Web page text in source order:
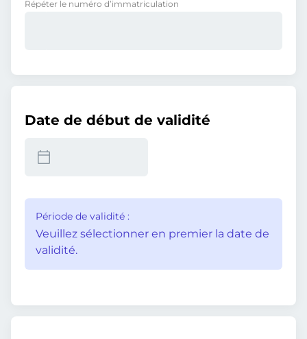
Répéter le numéro d’immatriculation
Date de début de validité
Période de validité :
Veuillez sélectionner en premier la date de
validité.